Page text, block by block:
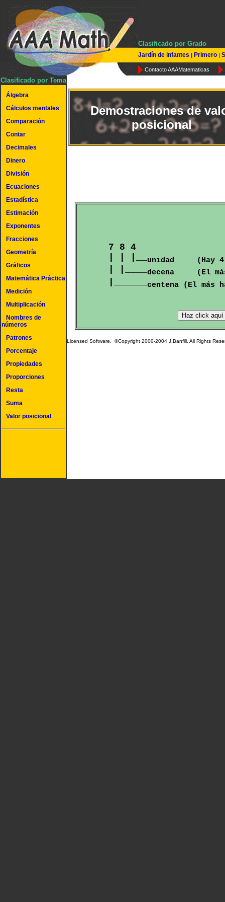
Clasificado por Grado
Jardín de infantes | Primero |
Contacto AAAMatematicas
Clasificado por Tema
Álgebra
Cálculos mentales
Comparación
Contar
Decimales
Dinero
División
Ecuaciones
Estadística
Estimación
Exponentes
Fracciones
Geometría
Gráficos
Matemática Práctica
Medición
Multiplicación
Nombres de
números
Patrones
Porcentaje
Propiedades
Proporciones
Resta
Suma
Valor posicional
Demostraciones de
posicional
7 8 4
unidad     (Hay 4
decena     (El
centena (El más
Licensed Software. ©Copyright 2000-2004 J.Banfill. All Rights